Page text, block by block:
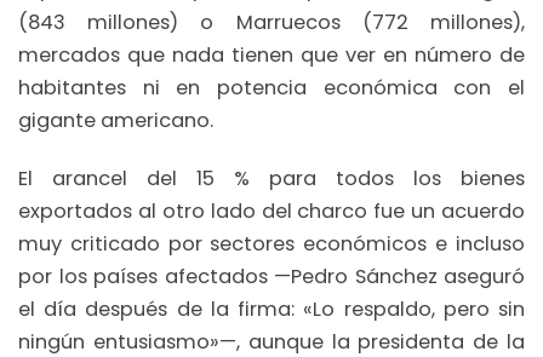
(843 millones) o Marruecos (772 millones),
mercados que nada tienen que ver en número de
habitantes ni en potencia económica con el
gigante americano.
El arancel del 15 % para todos los bienes
exportados al otro lado del charco fue un acuerdo
muy criticado por sectores económicos e incluso
por los países afectados —Pedro Sánchez aseguró
el día después de la firma: «Lo respaldo, pero sin
ningún entusiasmo»—, aunque la presidenta de la